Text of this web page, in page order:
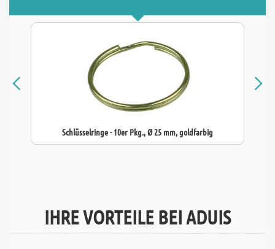
Schlüsselringe - 10er Pkg., Ø 25 mm, goldfarbig
IHRE VORTEILE BEI ADUIS